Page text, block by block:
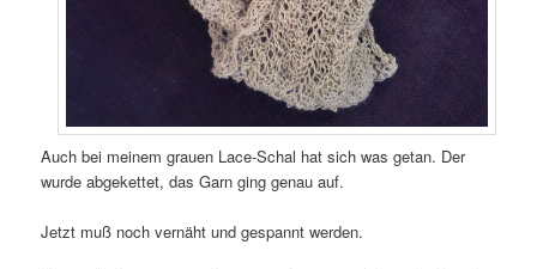
Auch bei meinem grauen Lace-Schal hat sich was getan. Der
wurde abgekettet, das Garn ging genau auf.
Jetzt muß noch vernäht und gespannt werden.